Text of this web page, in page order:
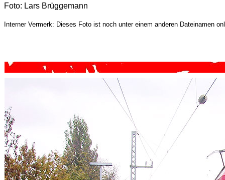
Foto: Lars Brüggemann
Interner Vermerk: Dieses Foto ist noch unter einem anderen Dateinamen